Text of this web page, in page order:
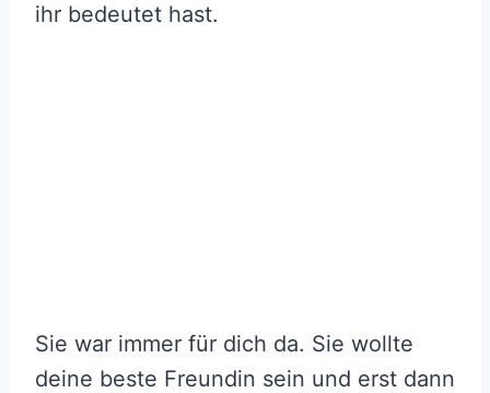
ihr bedeutet hast.
Sie war immer für dich da. Sie wollte
deine beste Freundin sein und erst dann